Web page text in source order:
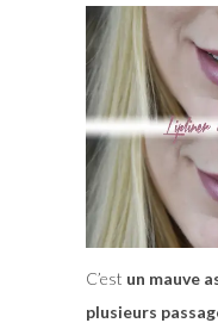
C’est un mauve
plusieurs